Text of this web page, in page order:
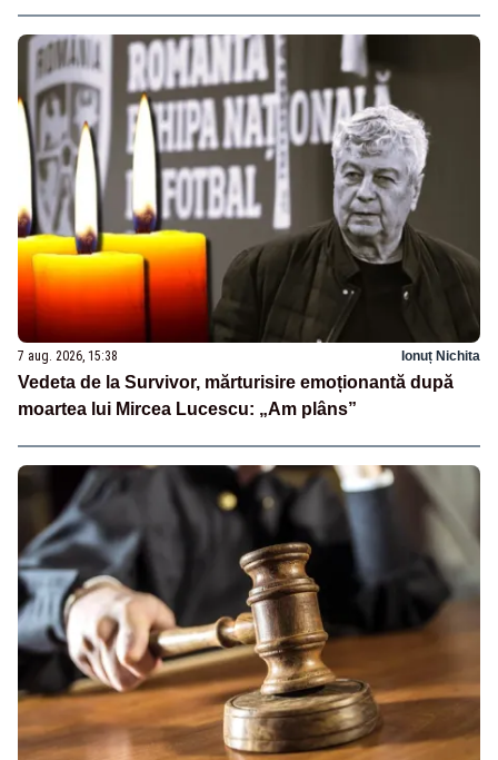
7 aug. 2026, 15:38 Ionuț Nichita
Vedeta de la Survivor, mărturisire emoționantă după
moartea lui Mircea Lucescu: „Am plâns”